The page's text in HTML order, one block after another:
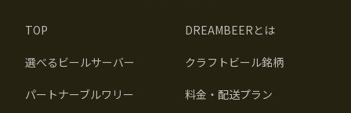
TOP DREAMBEERとは
選べるビールサーバー クラフトビール銘柄
パートナーブルワリー 料金・配送プラン